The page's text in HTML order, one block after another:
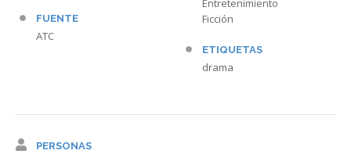
FUENTE
ATC
Entretenimiento
Ficción
ETIQUETAS
drama
PERSONAS